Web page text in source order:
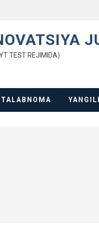
TEST REJIMIDA)
TALABNOMA